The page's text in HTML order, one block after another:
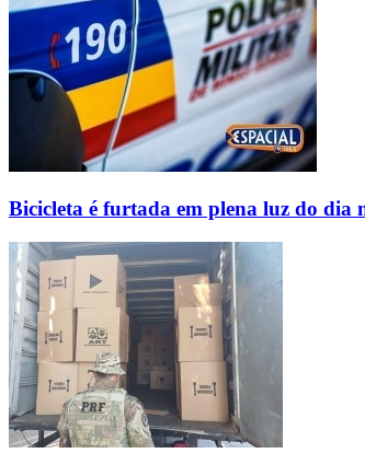
Bicicleta é furtada em plena luz do dia